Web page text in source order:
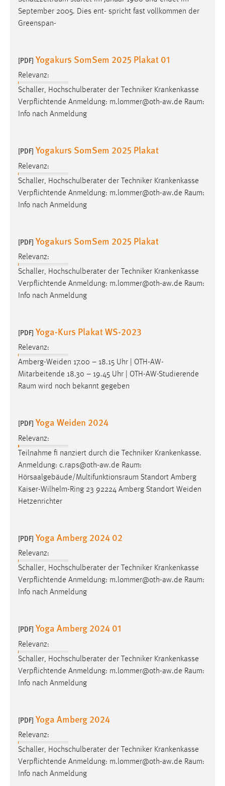
September 2005. Dies ent- spricht fast vollkommen der
Greenspan-
[PDF] Yogakurs SomSem 2025 Plakat 01
Relevanz:
Schaller, Hochschulberater der Techniker Krankenkasse
Verpflichtende Anmeldung: m.lommer@oth-aw.de Raum:
Info nach Anmeldung
[PDF] Yogakurs SomSem 2025 Plakat
Relevanz:
Schaller, Hochschulberater der Techniker Krankenkasse
Verpflichtende Anmeldung: m.lommer@oth-aw.de Raum:
Info nach Anmeldung
[PDF] Yogakurs SomSem 2025 Plakat
Relevanz:
Schaller, Hochschulberater der Techniker Krankenkasse
Verpflichtende Anmeldung: m.lommer@oth-aw.de Raum:
Info nach Anmeldung
[PDF] Yoga-Kurs Plakat WS-2023
Relevanz:
Amberg-Weiden 17.00 – 18.15 Uhr | OTH-AW-
Mitarbeitende 18.30 – 19.45 Uhr | OTH-AW-Studierende
Raum wird noch bekannt gegeben
[PDF] Yoga Weiden 2024
Relevanz:
Teilnahme fi nanziert durch die Techniker Krankenkasse.
Anmeldung: c.raps@oth-aw.de Raum:
Hörsaalgebäude/Multifunktionsraum Standort Amberg
Kaiser-Wilhelm-Ring 23 92224 Amberg Standort Weiden
Hetzenrichter
[PDF] Yoga Amberg 2024 02
Relevanz:
Schaller, Hochschulberater der Techniker Krankenkasse
Verpflichtende Anmeldung: m.lommer@oth-aw.de Raum:
Info nach Anmeldung
[PDF] Yoga Amberg 2024 01
Relevanz:
Schaller, Hochschulberater der Techniker Krankenkasse
Verpflichtende Anmeldung: m.lommer@oth-aw.de Raum:
Info nach Anmeldung
[PDF] Yoga Amberg 2024
Relevanz:
Schaller, Hochschulberater der Techniker Krankenkasse
Verpflichtende Anmeldung: m.lommer@oth-aw.de Raum:
Info nach Anmeldung
Conversion-Tracking
Cookie Laufzeit:
Name:
_fbp
Anbieter:
Zweck:
Cookie Laufzeit:
3 Monate
Um Inhalte von Videoplattformen und Social Media
Plattformen anzeigen zu können, werden von diesen
externen Medien Cookies gesetzt.
YouTube